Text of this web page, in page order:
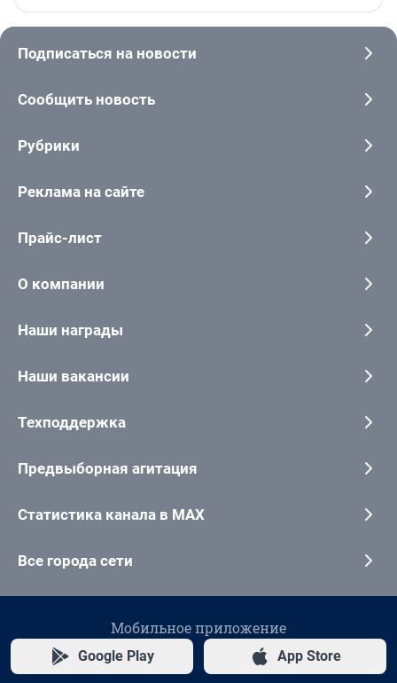
Подписаться на новости
Сообщить новость
Рубрики
Реклама на сайте
Прайс-лист
О компании
Наши награды
Наши вакансии
Техподдержка
Предвыборная агитация
Статистика канала в MAX
Все города сети
Мобильное приложение
Google Play App Store